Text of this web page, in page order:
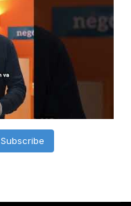
Subscribe